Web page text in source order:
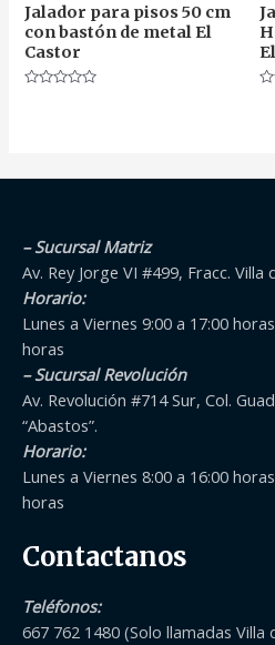
Jalador para pisos 50 cm
con bastón de metal El
Castor
– Sucursal Matriz
Av. Rey Jorge VI #499, Fracc. Villa
Horario:
Lunes a Viernes 9:00 a 17:00
horas
– Sucursal Revolución
Av. Revolución #714 Sur, Col.
“Abastos”.
Horario:
Lunes a Viernes 8:00 a 16:00
horas
Contactanos
Teléfonos:
667 762 1480 (Solo llamadas Villa